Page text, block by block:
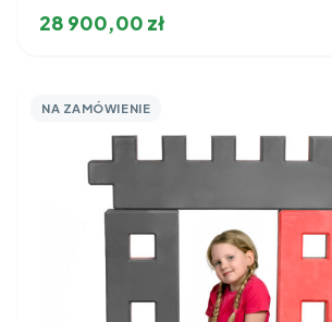
28 900,00 zł
NA ZAMÓWIENIE